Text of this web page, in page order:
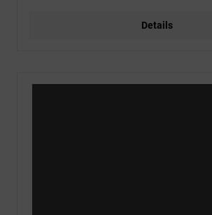
Details